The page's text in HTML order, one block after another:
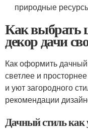
природные
Как выбрать
декор дачи
Как оформить
светлее и
и уют загородного
рекомендации
Дачный стиль как